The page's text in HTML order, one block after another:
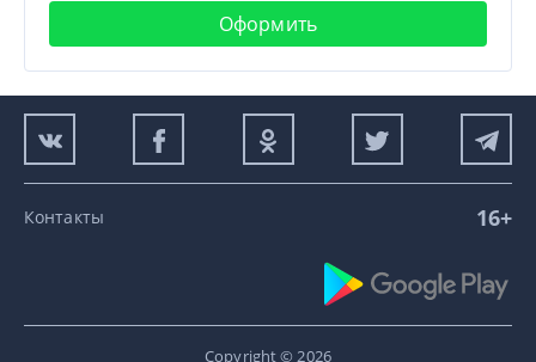
Оформить
Контакты 16+
Copyright © 2026